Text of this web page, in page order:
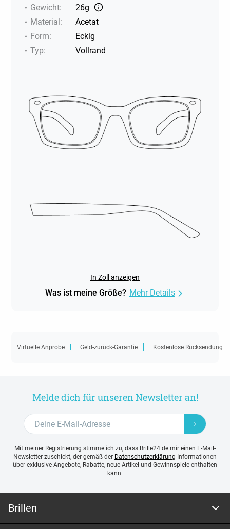
Gewicht:
26g
Material:
Acetat
Form:
Eckig
Typ: Vollrand
In Zoll anzeigen
Was ist meine Größe? Mehr Details
Virtuelle Anprobe Geld-zurück-Garantie Kostenlose Rücksendung
Melde dich für unseren Newsletter an!
Mit meiner Registrierung stimme ich zu, dass Brille24.de mir einen E-Mail-
Newsletter zuschickt, der gemäß der Datenschutzerklärung Informationen
über exklusive Angebote, Rabatte, neue Artikel und Gewinnspiele enthalten
kann.
Brillen